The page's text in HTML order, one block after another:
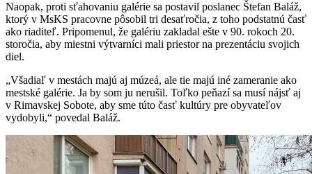
Naopak, proti sťahovaniu galérie sa postavil poslanec Štefan Baláž,
ktorý v MsKS pracovne pôsobil tri desaťročia, z toho podstatnú časť
ako riaditeľ. Pripomenul, že galériu zakladal ešte v 90. rokoch 20.
storočia, aby miestni výtvarníci mali priestor na prezentáciu svojich
diel.
„Všadiaľ v mestách majú aj múzeá, ale tie majú iné zameranie ako
mestské galérie. Ja by som ju nerušil. Toľko peňazí sa musí nájsť aj
v Rimavskej Sobote, aby sme túto časť kultúry pre obyvateľov
vydobyli,“ povedal Baláž.